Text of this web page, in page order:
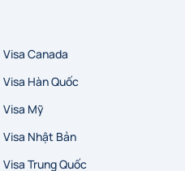
Visa Canada
Visa Hàn Quốc
Visa Mỹ
Visa Nhật Bản
Visa Trung Quốc